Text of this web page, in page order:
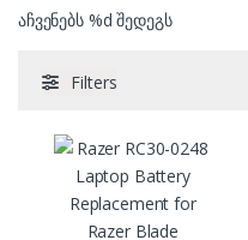
აჩვენებს %d შედეგს
Filters